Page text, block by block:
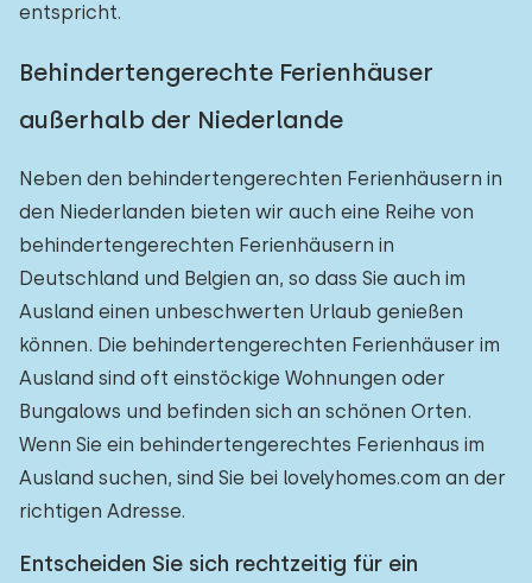
entspricht.
Behindertengerechte Ferienhäuser
außerhalb der Niederlande
Neben den behindertengerechten Ferienhäusern in
den Niederlanden bieten wir auch eine Reihe von
behindertengerechten Ferienhäusern in
Deutschland und Belgien an, so dass Sie auch im
Ausland einen unbeschwerten Urlaub genießen
können. Die behindertengerechten Ferienhäuser im
Ausland sind oft einstöckige Wohnungen oder
Bungalows und befinden sich an schönen Orten.
Wenn Sie ein behindertengerechtes Ferienhaus im
Ausland suchen, sind Sie bei lovelyhomes.com an der
richtigen Adresse.
Entscheiden Sie sich rechtzeitig für ein